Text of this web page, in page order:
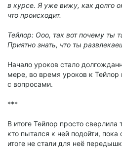
в курсе. Я уже вижу, как долго
что происходит.
Тейлор: Ооо, так вот почему ты
Приятно знать, что ты
Начало уроков стало
мере, во время уроков к Тейлор
с вопросами.
***
В итоге Тейлор просто
кто пытался к ней подойти, пока
итоге не стали для неё